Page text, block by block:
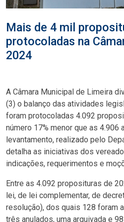
Mais de 4 mil
protocoladas na
2024
A Câmara Municipal de Limeira
(3) o balanço das atividades
foram protocoladas 4.092
número 17% menor que as 4.906
levantamento, realizado pelo
detalha as iniciativas dos
indicações, requerimentos e
Entre as 4.092 proposituras de
lei, de lei complementar, de
resolução), dos quais 128 foram
três anulados, uma arquivada e